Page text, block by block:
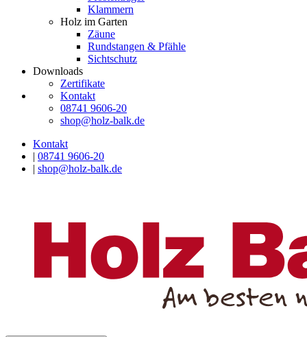
Klammern
Holz im Garten
Zäune
Rundstangen & Pfähle
Sichtschutz
Downloads
Zertifikate
Kontakt
08741 9606-20
shop@holz-balk.de
Kontakt
| 08741 9606-20
| shop@holz-balk.de